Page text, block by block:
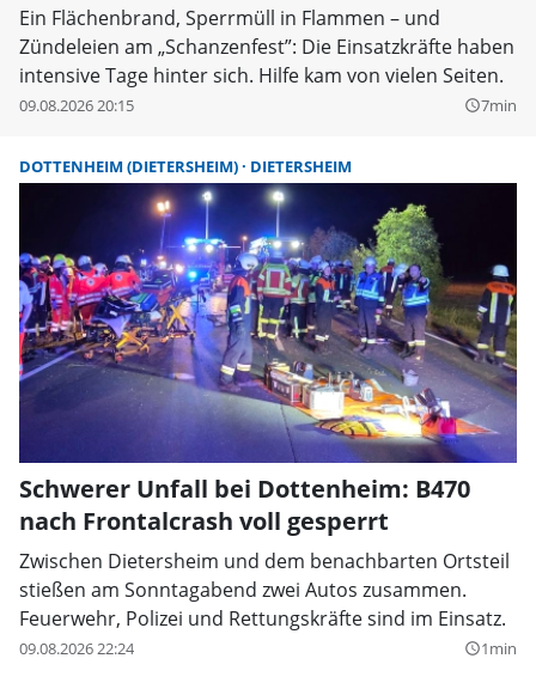
Ein Flächenbrand, Sperrmüll in Flammen – und
Zündeleien am „Schanzenfest”: Die Einsatzkräfte haben
intensive Tage hinter sich. Hilfe kam von vielen Seiten.
09.08.2026 20:15 query_builder7min
DOTTENHEIM (DIETERSHEIM) DIETERSHEIM
Schwerer Unfall bei Dottenheim: B470
nach Frontalcrash voll gesperrt
Zwischen Dietersheim und dem benachbarten Ortsteil
stießen am Sonntagabend zwei Autos zusammen.
Feuerwehr, Polizei und Rettungskräfte sind im Einsatz.
09.08.2026 22:24 query_builder1min